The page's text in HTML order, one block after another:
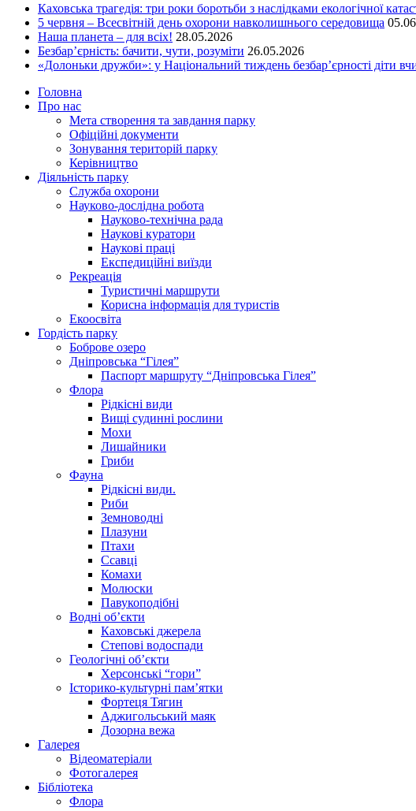
Каховська трагедія: три роки боротьби з наслідками екологічної
5 червня – Всесвітній день охорони навколишнього середовища
Наша планета – для всіх! 28.05.2026
Безбар’єрність: бачити, чути, розуміти 26.05.2026
«Долоньки дружби»: у Національний тиждень безбар’єрності діти
Головна
Про нас
Мета створення та завдання парку
Офіційні документи
Зонування територій парку
Керівництво
Діяльність парку
Служба охорони
Науково-дослідна робота
Науково-технічна рада
Наукові куратори
Наукові праці
Експедиційні виїзди
Рекреація
Туристичні маршрути
Корисна інформація для туристів
Екоосвіта
Гордість парку
Боброве озеро
Дніпровська “Гілея”
Паспорт маршруту “Дніпровська Гілея”
Флора
Рідкісні види
Вищі судинні рослини
Мохи
Лишайники
Гриби
Фауна
Рідкісні види.
Риби
Земноводні
Плазуни
Птахи
Ссавці
Комахи
Молюски
Павукоподібні
Водні об’єкти
Каховські джерела
Степові водоспади
Геологічні об’єкти
Херсонські “гори”
Історико-культурні пам’ятки
Фортеця Тягин
Аджигольський маяк
Дозорна вежа
Галерея
Відеоматеріали
Фотогалерея
Бібліотека
Флора